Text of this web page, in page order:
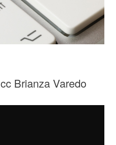
Brianza Varedo